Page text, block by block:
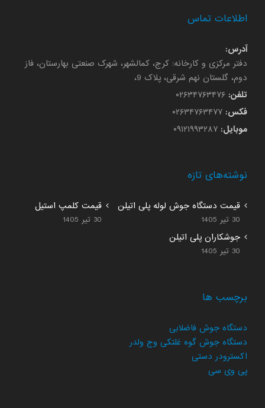
اطلاعات تماس
آدرس:
دفتر مرکزی و کارخانه: کرج، کمالشهر، شهرک صنعتی بهارستان، فاز
دوم، گلستان نهم شرقی، پلاک 9،
تلفن: ۰۲۶۳۴۷۶۳۴۷۶
فکس: ۰۲۶۳۴۷۶۳۴۷۷
موبایل: ۰۹۱۲۱۹۹۳۲۸۷
نوشته‌های تازه
قیمت دستگاه جوش لوله پلی اتیلن
30 تیر 1405
قیمت کلمپ استیل
30 تیر 1405
جوشکاران پلی اتیلن
30 تیر 1405
برچسب ها
دستگاه جوش فاضلابی
دستگاه جوش گوه غلتکی وج ولدر
اکسترودر دستی
پی وی سی